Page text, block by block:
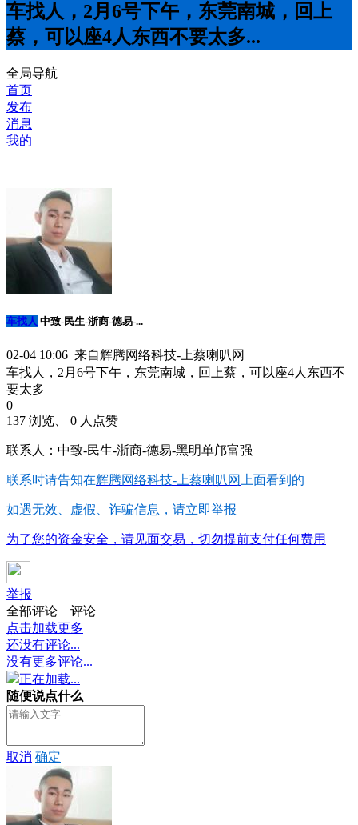
车找人，2月6号下午，东莞南城，回上
蔡，可以座4人东西不要太多...
全局导航
首页
发布
消息
我的
车找人 中致-民生-浙商-德易-...
02-04 10:06 来自辉腾网络科技-上蔡喇叭网
车找人，2月6号下午，东莞南城，回上蔡，可以座4人东西不
要太多
0
137 浏览、 0 人点赞
联系人：中致-民生-浙商-德易-黑明单邝富强
联系时请告知在辉腾网络科技-上蔡喇叭网 上面看到的
如遇无效、虚假、诈骗信息，请立即举报
为了您的资金安全，请见面交易，切勿提前支付任何费用
举报
全部评论
评论
点击加载更多
还没有评论...
没有更多评论...
正在加载...
随便说点什么
取消 确定